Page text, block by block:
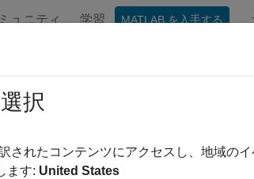
ュニティ 学習 MATLAB を入手する
形化手法
ルの線形化によるロバストな制御システ
線形化、平均化方法、および時系列から
択
されたコンテンツにアクセスし、地域の
ます: United States